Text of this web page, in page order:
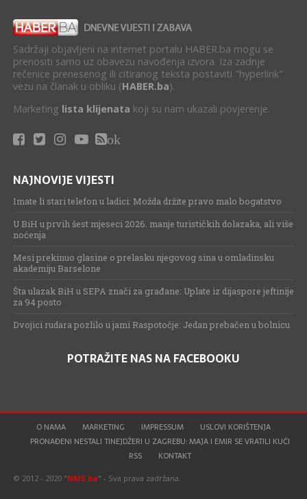
Sadržaji objavljeni na internet portalu HABER.ba mogu se
prenositi samo uz obavezu navođenja izvora. Iza zadnje
rečenice prenesenog ili citiranog teksta postaviti "hyperlink"
vezu na članak u obliku (HABER.ba).
Marketing lista klijenata koji su nam ukazali povjerenje.
ok
NAJNOVIJE VIJESTI
Imate li stari telefon u ladici: Možda držite pravo malo bogatstvo
U BiH u prvih šest mjeseci 2026. manje turističkih dolazaka, ali više
noćenja
Mesi prekinuo glasine o prelasku njegovog sina u omladinsku
akademiju Barselone
Šta ulazak BiH u SEPA znači za građane: Uplate iz dijaspore jeftinije
za 94 posto
Dvojici rudara pozlilo u jami Raspotočje: Jedan prebačen u bolnicu
POTRAŽITE NAS NA FACEBOOKU
O NAMA MARKETING IMPRESSUM
USLOVI KORIŠTENJA
PRONAĐENI NESTALI TINEJDŽERI U ZAGREBU: MAJA I EMIR SE VRATILI KUĆI
RSS
KONTAKT
© 2012 - 2020 "NMS.ba" - Sva prava zadržana.